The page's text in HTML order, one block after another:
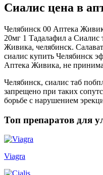
Сиалис цена в
Челябинск 00 Аптека
20мг 1 Тадалафил а Сиалис
Живика, челябинск.
сиалис купить Челябинск
Аптека Живика, не
Челябинск, сиалис таб
запрещено при таких
борьбе с нарушением
Топ препаратов для
Viagra